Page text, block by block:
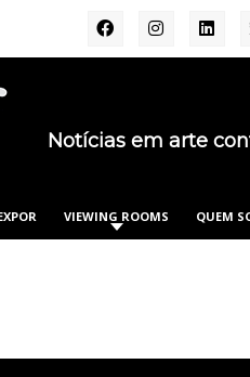
Notícias em arte
VIEWING ROOMS QUEM